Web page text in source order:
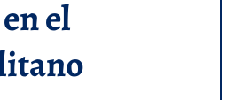
el